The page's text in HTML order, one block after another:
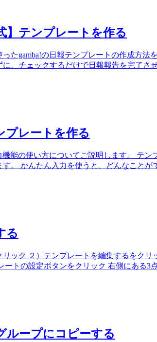
】テンプレートを作る
たgamba!の日報テンプレートの作成方
、チェックするだけで日報報告を完了さ
プレートを作る
機能の使い方についてご説明します。 テ
。 かんたん入力を使うと、どんなこと
る
リック ２）テンプレートを編集するをク
ートの設定ボタンをクリック 右側にある3
ループにコピーする